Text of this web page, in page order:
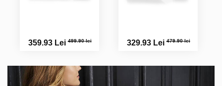
359.93 Lei499.90 lei 329.93 Lei479.90 lei